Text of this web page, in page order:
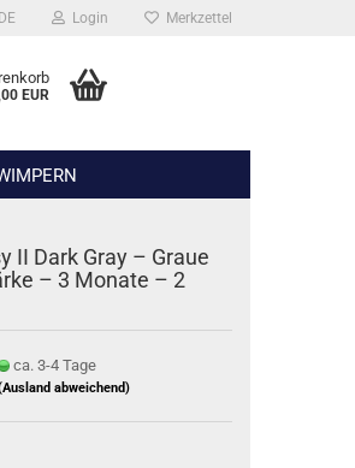
DE Login Merkzettel
EUR
II Dark Gray – Graue
– 3 Monate – 2
ca. 3-4 Tage
abweichend)